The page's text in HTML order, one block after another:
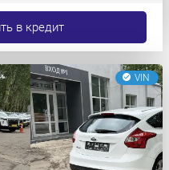
в кредит
VIN